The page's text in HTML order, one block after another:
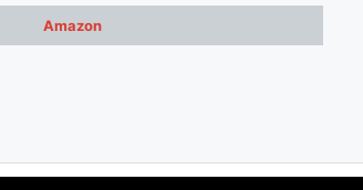
Amazon